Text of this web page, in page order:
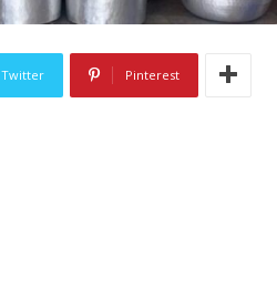
Twitter Pinterest